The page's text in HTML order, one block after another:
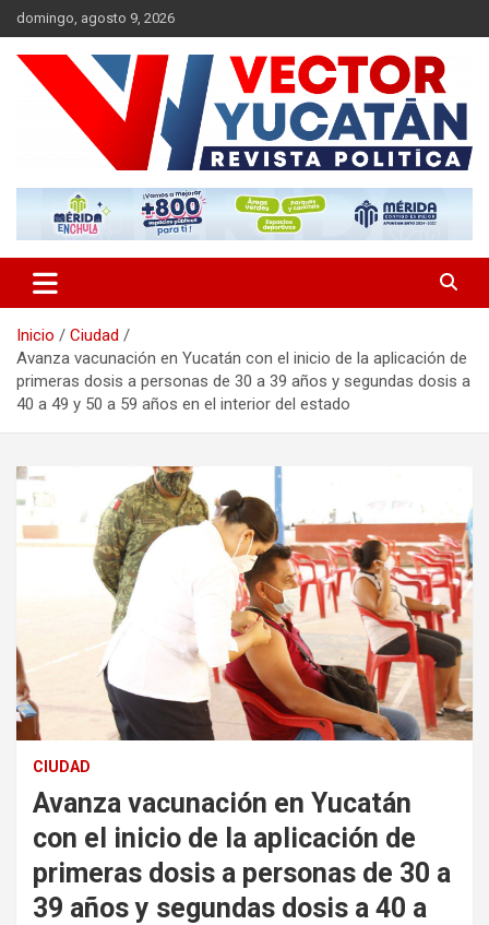
Saltar
al
contenido
domingo, agosto 9, 2026
Vector Yucatán
Inicio
Ciudad
Avanza vacunación en Yucatán con el inicio de la aplicación de
primeras dosis a personas de 30 a 39 años y segundas dosis a
40 a 49 y 50 a 59 años en el interior del estado
CIUDAD
Avanza vacunación en Yucatán
con el inicio de la aplicación de
primeras dosis a personas de 30 a
39 años y segundas dosis a 40 a